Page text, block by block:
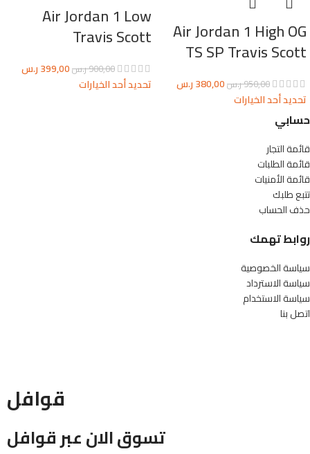
Air Jordan 1 High OG
TS SP Travis Scott
950,00ر.س380,00ر.س
تحديد أحد الخيارات
Air Jordan 1 Low
Travis Scott
900,00ر.س399,00ر.س
تحديد أحد الخيارات
حسابي
قائمة التجار
قائمة الطلبات
قائمة الأمنيات
تتبع طلبك
حذف الحساب
روابط تهمك
سياسة الخصوصية
سياسة الاسترداد
سياسة الاستخدام
اتصل بنا
قوافل
تسوق الان عبر قوافل